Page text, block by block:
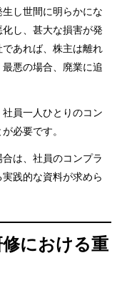
し世間に明らかにな
し、甚大な損害が発
あれば、株主は離れ
悪の場合、廃業に追
員一人ひとりのコン
必要です。
は、社員のコンプラ
践的な資料が求めら
における重